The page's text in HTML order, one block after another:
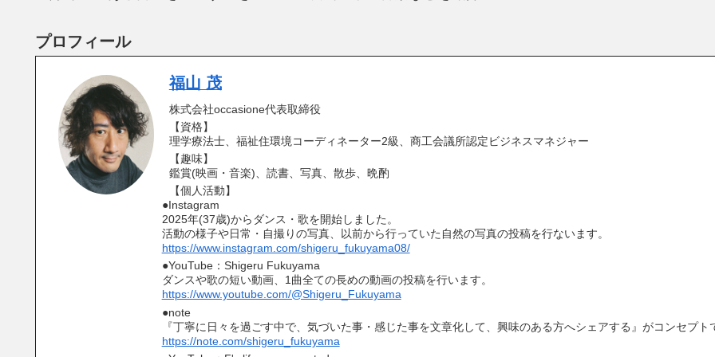
プロフィール
福山 茂
株式会社occasione代表取締役
【資格】
理学療法士、福祉住環境コーディネーター2級、商工会議所認定ビジネスマネジャー
【趣味】
鑑賞(映画・音楽)、読書、写真、散歩、晩酌
【個人活動】
●Instagram
2025年(37歳)からダンス・歌を開始しました。
活動の様子や日常・自撮りの写真、以前から行っていた自然の写真の投稿を行ないます。
https://www.instagram.com/shigeru_fukuyama08/
●YouTube：Shigeru Fukuyama
ダンスや歌の短い動画、1曲全ての長めの動画の投稿を行います。
https://www.youtube.com/@Shigeru_Fukuyama
●note
『丁寧に日々を過ごす中で、気づいた事・感じた事を文章化して、興味のある方へシェアする』がコンセプト
https://note.com/shigeru_fukuyama